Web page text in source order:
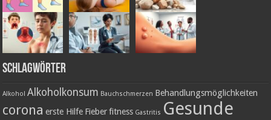
Schlagwörter
Alkohol Alkoholkonsum Bauchschmerzen Behandlungsmöglichkeiten
corona erste Hilfe Fieber fitness Gastritis Gesunde